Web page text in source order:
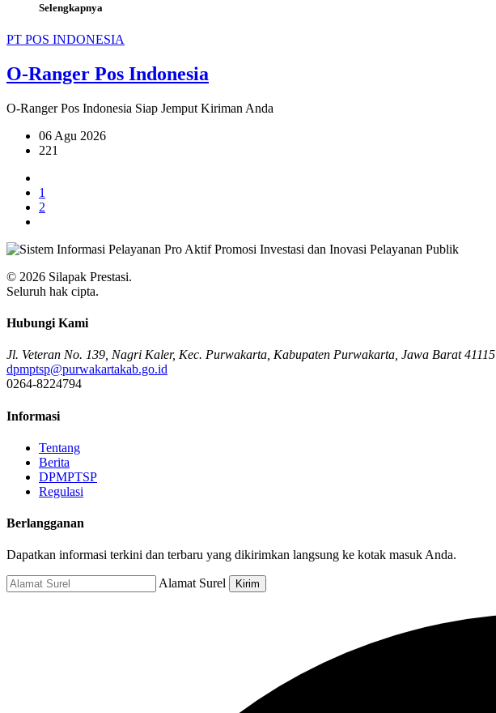
Selengkapnya
PT POS INDONESIA
O-Ranger Pos Indonesia
O-Ranger Pos Indonesia Siap Jemput Kiriman Anda
06 Agu 2026
221
1
2
© 2026 Silapak Prestasi.
Seluruh hak cipta.
Hubungi Kami
Jl. Veteran No. 139, Nagri Kaler, Kec. Purwakarta, Kabupaten Purwakarta, Jawa Barat 41115
dpmptsp@purwakartakab.go.id
0264-8224794
Informasi
Tentang
Berita
DPMPTSP
Regulasi
Berlangganan
Dapatkan informasi terkini dan terbaru yang dikirimkan langsung ke kotak masuk Anda.
Alamat Surel